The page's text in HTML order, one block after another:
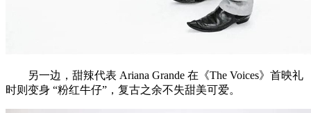
另一边，甜辣代表 Ariana Grande 在《The Voices》首映礼
时则变身 “粉红牛仔”，复古之余不失甜美可爱。